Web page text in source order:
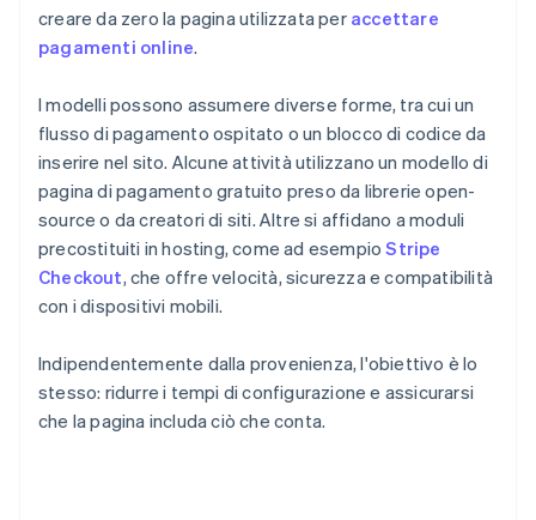
creare da zero la pagina utilizzata per accettare
pagamenti online.
I modelli possono assumere diverse forme, tra cui un
flusso di pagamento ospitato o un blocco di codice da
inserire nel sito. Alcune attività utilizzano un modello di
pagina di pagamento gratuito preso da librerie open-
source o da creatori di siti. Altre si affidano a moduli
precostituiti in hosting, come ad esempioStripe
Checkout, che offre velocità, sicurezza e compatibilità
con i dispositivi mobili.
Indipendentemente dalla provenienza, l'obiettivo è lo
stesso: ridurre i tempi di configurazione e assicurarsi
che la pagina includa ciò che conta.